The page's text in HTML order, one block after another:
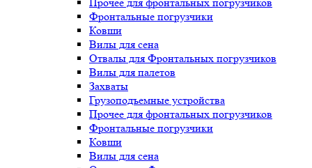
Фронтальные погрузчики
Ковши
Вилы для сена
Отвалы для Фронтальных погрузчиков
Вилы для палетов
Захваты
Грузоподъемные устройства
Прочее для фронтальных погрузчиков
Фронтальные погрузчики
Ковши
Вилы для сена